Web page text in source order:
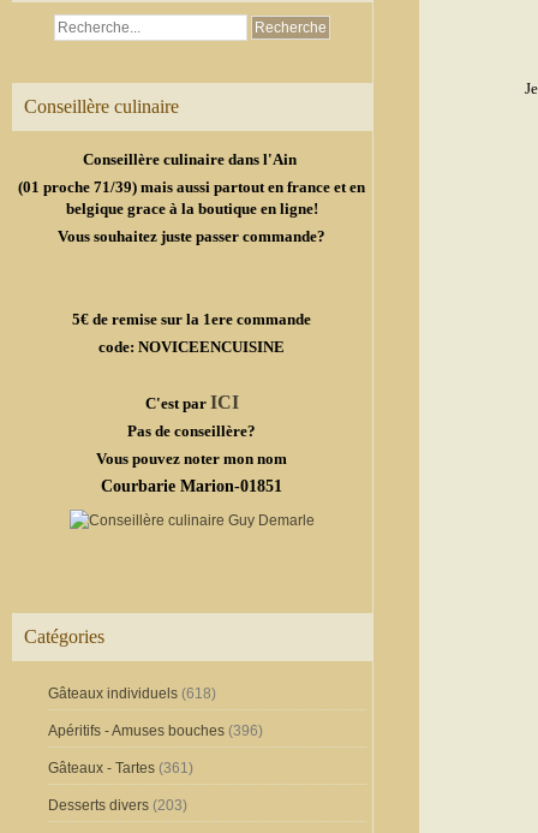
Conseillère culinaire
Conseillère culinaire dans l'Ain
(01 proche 71/39) mais aussi partout en france et en
belgique grace à la boutique en ligne!
Vous souhaitez juste passer commande?
5€ de remise sur la 1ere commande
code: NOVICEENCUISINE
C'est par ICI
Pas de conseillère?
Vous pouvez noter mon nom
Courbarie Marion-01851
Catégories
Gâteaux individuels (618)
Apéritifs - Amuses bouches (396)
Gâteaux - Tartes (361)
Desserts divers (203)